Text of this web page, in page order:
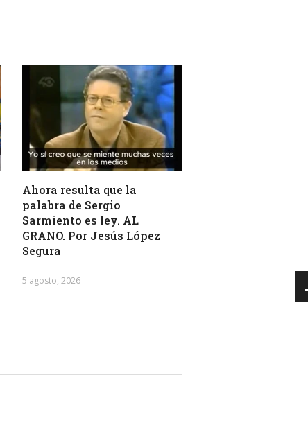
Ahora resulta que la
palabra de Sergio
Sarmiento es ley. AL
GRANO. Por Jesús López
Segura
5 agosto, 2026